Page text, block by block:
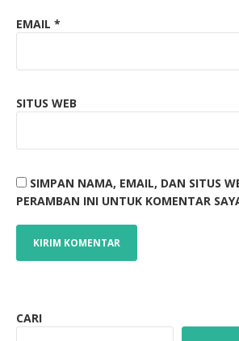
EMAIL *
SITUS WEB
SIMPAN NAMA, EMAIL, DAN SITUS
PERAMBAN INI UNTUK KOMENTAR
CARI